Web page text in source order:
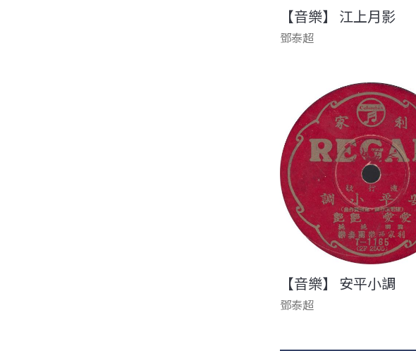
【音樂】 江上月影
鄧泰超
【音樂】 安平小調
鄧泰超